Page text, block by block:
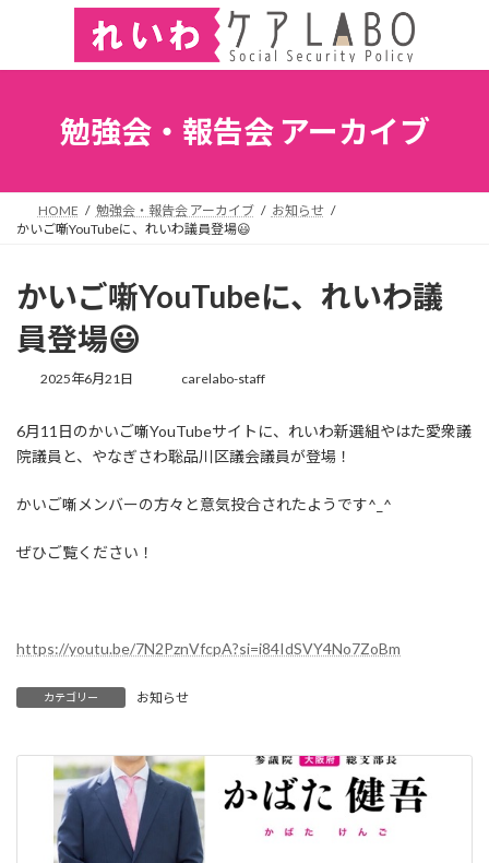
勉強会・報告会 アーカイブ
HOME 勉強会・報告会 アーカイブ
お知らせ
かいご噺YouTubeに、れいわ議員登場😃
かいご噺YouTubeに、れいわ議
員登場😃
2025年6月21日 carelabo-staff
6月11日のかいご噺YouTubeサイトに、れいわ新選組やはた愛衆議
院議員と、やなぎさわ聡品川区議会議員が登場！
かいご噺メンバーの方々と意気投合されたようです^_^
ぜひご覧ください！
https://youtu.be/7N2PznVfcpA?si=i84IdSVY4No7ZoBm
カテゴリー お知らせ